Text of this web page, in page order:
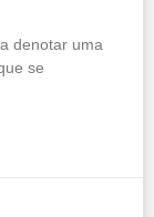
denotar uma
se